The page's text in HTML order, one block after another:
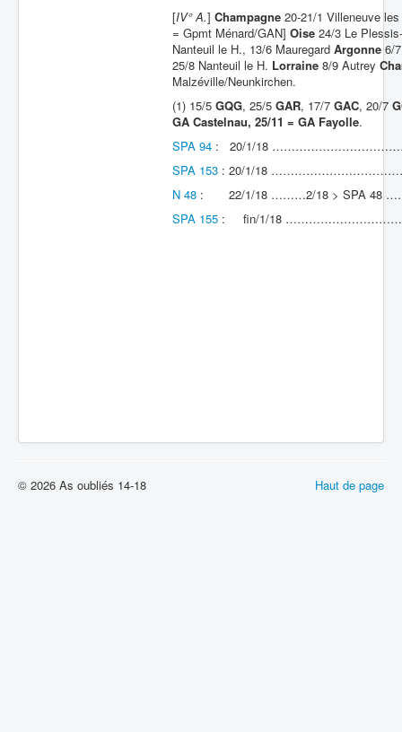
[IV° A.] Champagne 20-21/1 Villeneuve
= Gpmt Ménard/GAN] Oise 24/3 Le
Nanteuil le H., 13/6 Mauregard Argonne 6/
25/8 Nanteuil le H. Lorraine 8/9 Autrey
Malzéville/Neunkirchen.
(1) 15/5 GQG, 25/5 GAR, 17/7 GAC, 20/7
GA Castelnau, 25/11 = GA Fayolle.
SPA 94 : 20/1/18
SPA 153 : 20/1/18
N 48 : 22/1/18 ………2/18 > SPA
SPA 155 : fin/1/18
Haut de page
© 2026 As oubliés 14-18